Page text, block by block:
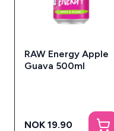
RAW Energy Apple
Guava 500ml
NOK 19.90